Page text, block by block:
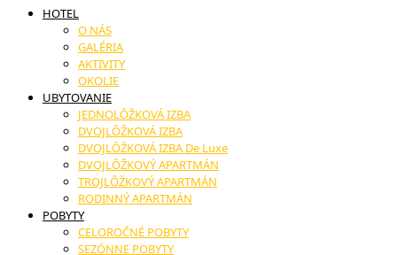
HOTEL
O NÁS
GALÉRIA
AKTIVITY
OKOLIE
UBYTOVANIE
JEDNOLÔŽKOVÁ IZBA
DVOJLÔŽKOVÁ IZBA
DVOJLÔŽKOVÁ IZBA De Luxe
DVOJLÔŽKOVÝ APARTMÁN
TROJLÔŽKOVÝ APARTMÁN
RODINNÝ APARTMÁN
POBYTY
CELOROČNÉ POBYTY
SEZÓNNE POBYTY